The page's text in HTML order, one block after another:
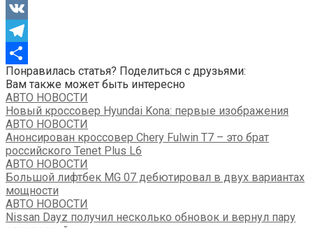
Odnoklassniki
VK
Telegram
Отправить
Понравилась статья? Поделиться с друзьями:
Вам также может быть интересно
АВТО НОВОСТИ
Новый кроссовер Hyundai Kona: первые изображения
АВТО НОВОСТИ
Анонсирован кроссовер Chery Fulwin T7 – это брат
российского Tenet Plus L6
АВТО НОВОСТИ
Большой лифтбек MG 07 дебютировал в двух вариантах
мощности
АВТО НОВОСТИ
Nissan Dayz получил несколько обновок и вернул пару